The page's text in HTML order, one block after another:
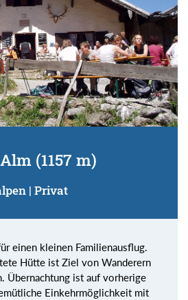
(1157 m)
| Privat
einen kleinen Familienausflug.
Hütte ist Ziel von Wanderern
Übernachtung ist auf vorherige
Einkehrmöglichkeit mit